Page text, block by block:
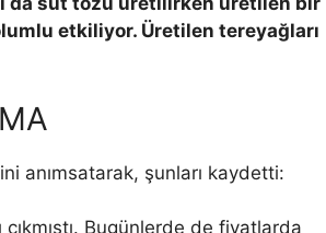
etkiliyor. Üretilen tereyağları
anımsatarak, şunları kaydetti:
çıkmıştı. Bugünlerde de fiyatlarda